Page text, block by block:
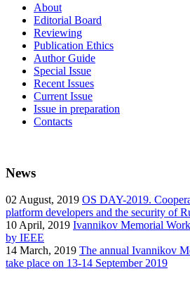
About
Editorial Board
Reviewing
Publication Ethics
Author Guide
Special Issue
Recent Issues
Current Issue
Issue in preparation
Contacts
News
02 August, 2019 OS DAY-2019.
platform developers and the security of
10 April, 2019 Ivannikov Memorial
by IEEE
14 March, 2019 The annual Ivannikov
take place on 13-14 September 2019